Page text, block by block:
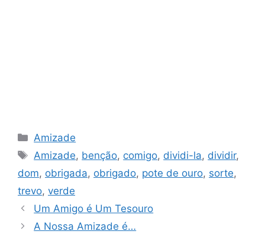
Categorias
Amizade
Tags
Amizade, benção, comigo, dividi-la, dividir,
dom, obrigada, obrigado, pote de ouro, sorte,
trevo, verde
Um Amigo é Um Tesouro
A Nossa Amizade é…